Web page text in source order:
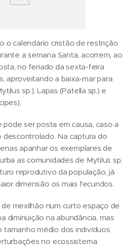
o calendário cristão de restrição
a semana Santa, acorrem, ao
no feriado da sexta-feira
aproveitando a baixa-mar para
sp.), Lapas (Patella sp.) e
pode ser posta em causa, caso a
descontrolado. Na captura do
apanhar os exemplares de
as comunidades de Mytilus sp.
reprodutivo da população, já
dimensão os mais fecundos.
mexilhão num curto espaço de
diminuição na abundância, mas
tamanho médio dos indivíduos
no ecossistema